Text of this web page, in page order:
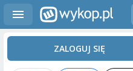
ZALOGUJ SIĘ